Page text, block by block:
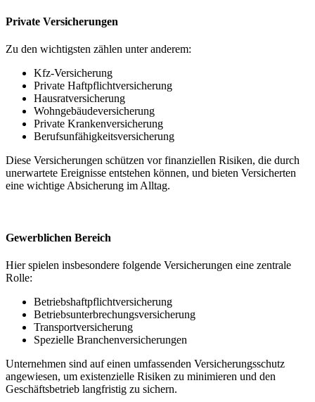
Private Versicherungen
Zu den wichtigsten zählen unter anderem:
Kfz-Versicherung
Private Haftpflichtversicherung
Hausratversicherung
Wohngebäudeversicherung
Private Krankenversicherung
Berufsunfähigkeitsversicherung
Diese Versicherungen schützen vor finanziellen Risiken, die durch
unerwartete Ereignisse entstehen können, und bieten Versicherten
eine wichtige Absicherung im Alltag.
Gewerblichen Bereich
Hier spielen insbesondere folgende Versicherungen eine zentrale
Rolle:
Betriebshaftpflichtversicherung
Betriebsunterbrechungsversicherung
Transportversicherung
Spezielle Branchenversicherungen
Unternehmen sind auf einen umfassenden Versicherungsschutz
angewiesen, um existenzielle Risiken zu minimieren und den
Geschäftsbetrieb langfristig zu sichern.